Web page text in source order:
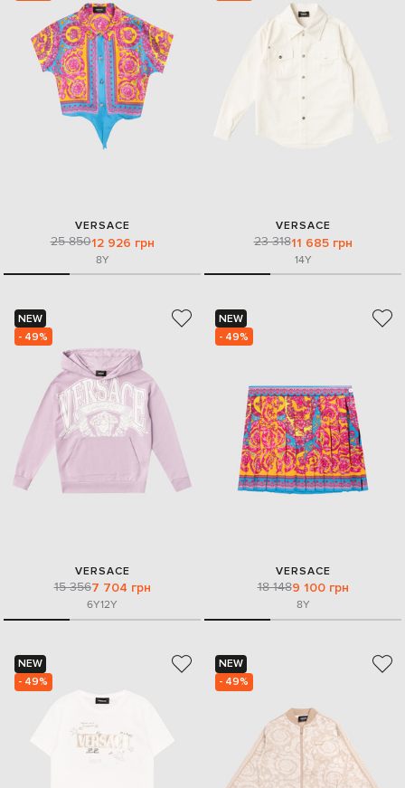
VERSACE
25 85012 926 грн
8Y
VERSACE
23 31811 685 грн
14Y
NEW
- 49%
VERSACE
15 3567 704 грн
6Y12Y
NEW
- 49%
VERSACE
18 1489 100 грн
8Y
NEW
- 49%
NEW
- 49%